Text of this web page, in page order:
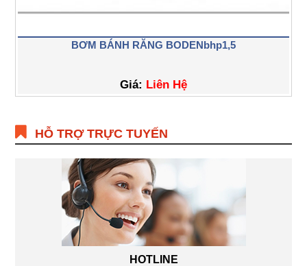
BƠM BÁNH RĂNG BODENbhp1,5
Giá: Liên Hệ
HỖ TRỢ TRỰC TUYẾN
HOTLINE